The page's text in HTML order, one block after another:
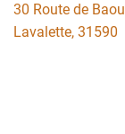
30 Route de
Lavalette, 31590